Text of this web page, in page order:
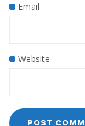
Email
Website